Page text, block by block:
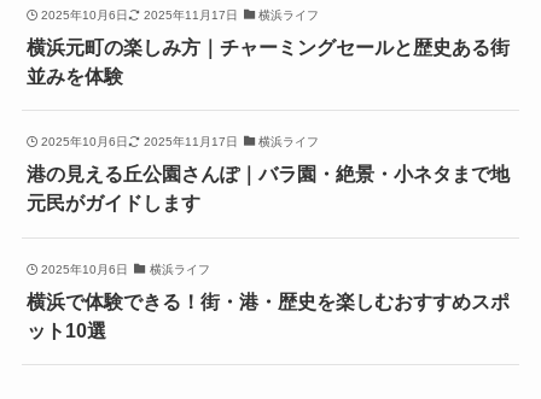
2025年10月6日 2025年11月17日 横浜ライフ
横浜元町の楽しみ方｜チャーミングセールと歴史ある街
並みを体験
2025年10月6日 2025年11月17日 横浜ライフ
港の見える丘公園さんぽ｜バラ園・絶景・小ネタまで地
元民がガイドします
2025年10月6日 横浜ライフ
横浜で体験できる！街・港・歴史を楽しむおすすめスポ
ット10選